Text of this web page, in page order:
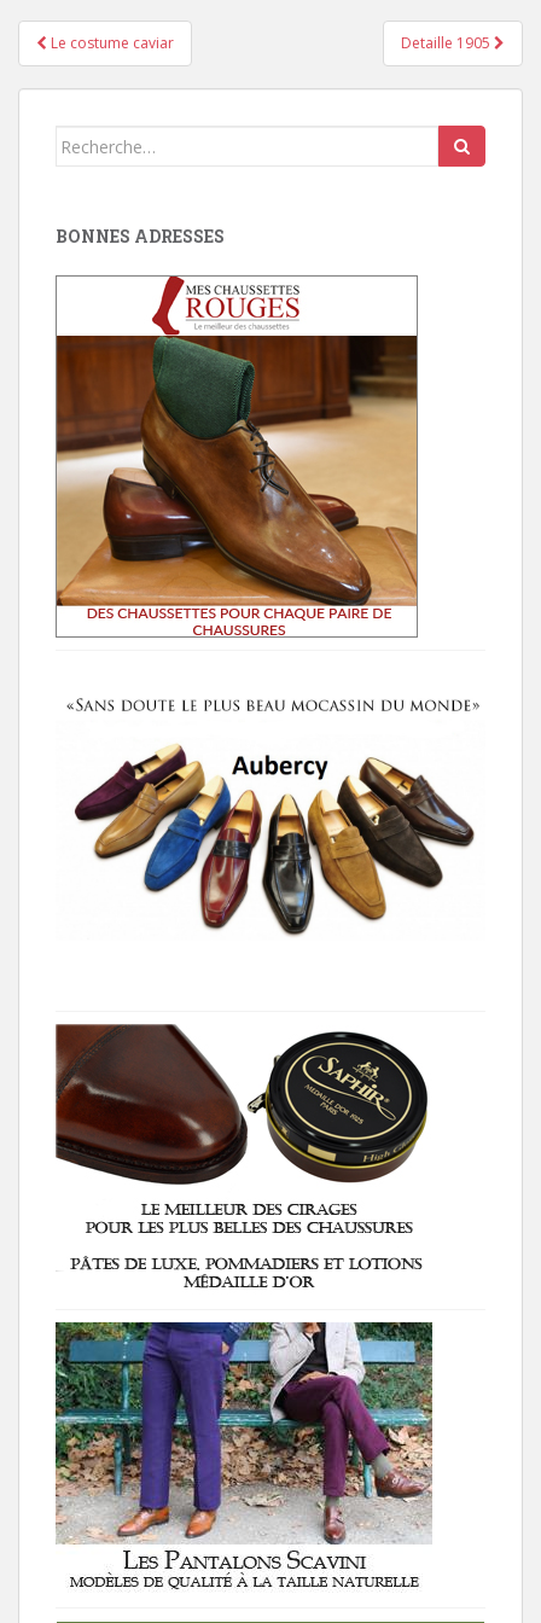
Pagination
d'article
Le costume caviar Detaille 1905
Search
BONNES ADRESSES